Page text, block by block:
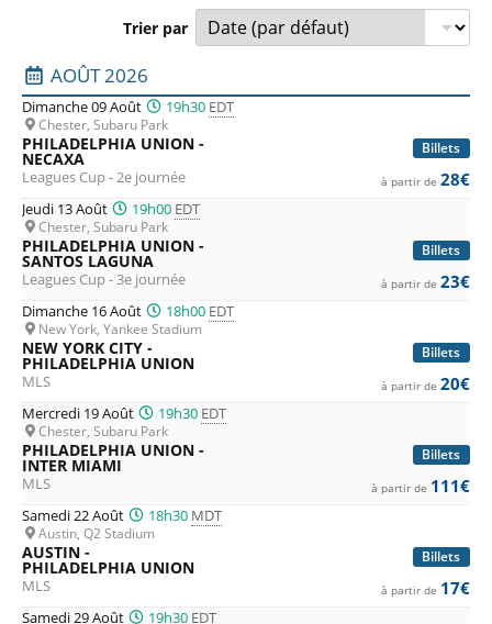
Trier par
Liste des prochains matchs : Philadelphia Union.
AOÛT 2026
Dimanche 09 Août 19h30 EDT
Chester, Subaru Park
Billets
PHILADELPHIA UNION -
NECAXA
Leagues Cup - 2e journée à partir de 28€
Jeudi 13 Août 19h00 EDT
Chester, Subaru Park
Billets
PHILADELPHIA UNION -
SANTOS LAGUNA
Leagues Cup - 3e journée à partir de 23€
Dimanche 16 Août 18h00 EDT
New York, Yankee Stadium
Billets
NEW YORK CITY -
PHILADELPHIA UNION
MLS à partir de 20€
Mercredi 19 Août 19h30 EDT
Chester, Subaru Park
Billets
PHILADELPHIA UNION -
INTER MIAMI
MLS à partir de 111€
Samedi 22 Août 18h30 MDT
Austin, Q2 Stadium
Billets
AUSTIN -
PHILADELPHIA UNION
MLS à partir de 17€
Samedi 29 Août 19h30 EDT